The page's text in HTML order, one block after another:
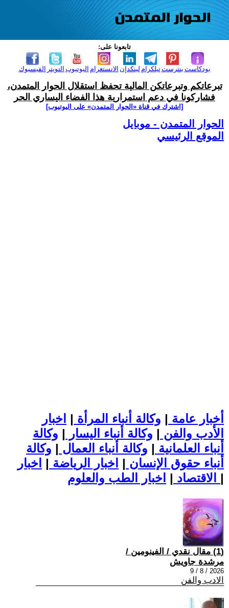
تابعونا على:
الفيسبوك التويتر اليوتيوب الانستغرام لينكدإن تيلكرامبنترست بودكاست
تبرعاتكم وتبرعاتكن المالية تحفظ استقلال الحوار المتمدن،
فشاركونا في دعم استمرارية هذا الفضاء اليساري الحر
[اشترك في قناة ‫«الحوار المتمدن» على اليوتيوب]
الحوار المتمدن - موبايل
الموقع الرئيسي
أخبار عامة | وكالة أنباء المرأة | اخبار
الأدب والفن | وكالة أنباء اليسار | وكالة
أنباء العلمانية | وكالة أنباء العمال | وكالة
أنباء حقوق الإنسان | اخبار الرياضة | اخبار
الاقتصاد | |
(1) مقال نقدي / الفينومين /
مرشدة جاويش
2026 / 8 / 9
الادب والفن